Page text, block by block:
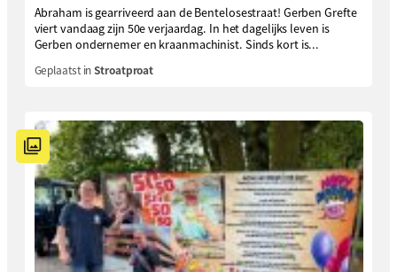
Abraham is gearriveerd aan de Bentelosestraat! Gerben Grefte
viert vandaag zijn 50e verjaardag. In het dagelijks leven is
Gerben ondernemer en kraanmachinist. Sinds kort is...
Geplaatst inStroatproat